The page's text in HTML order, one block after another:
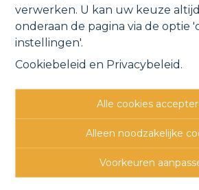
verwerken. U kan uw keuze
onderaan de pagina via de optie
instellingen'.
Cookiebeleid en Privacybeleid.
Alle cookies
Alleen noodzakelijke
Voorkeuren
Vorige Lijst
Andere
panden